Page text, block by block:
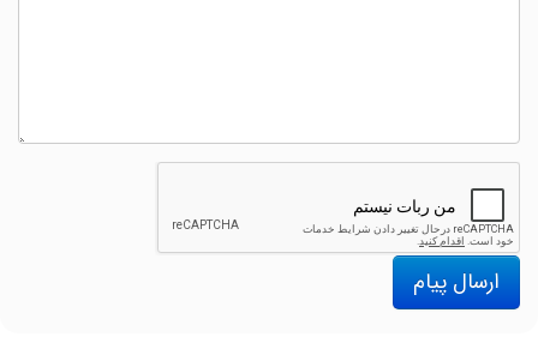
ارسال پیام